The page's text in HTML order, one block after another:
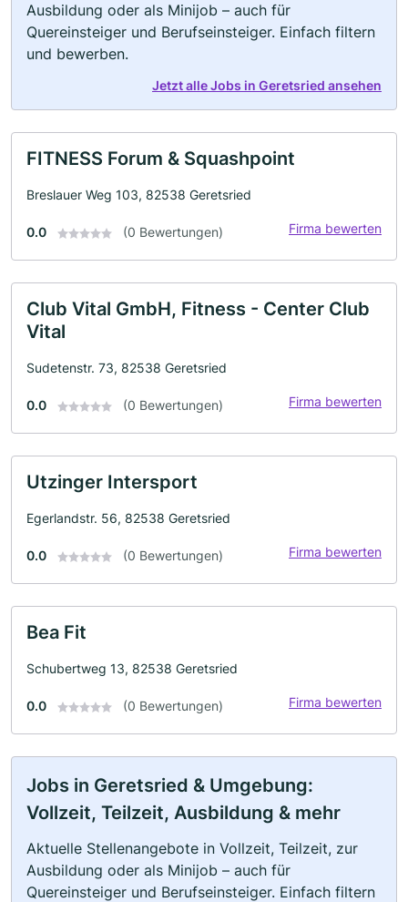
Ausbildung oder als Minijob – auch für
Quereinsteiger und Berufseinsteiger. Einfach filtern
und bewerben.
Jetzt alle Jobs in Geretsried ansehen
FITNESS Forum & Squashpoint
Breslauer Weg 103, 82538 Geretsried
0.0 (0 Bewertungen) Firma bewerten
Club Vital GmbH, Fitness - Center Club
Vital
Sudetenstr. 73, 82538 Geretsried
0.0 (0 Bewertungen) Firma bewerten
Utzinger Intersport
Egerlandstr. 56, 82538 Geretsried
0.0 (0 Bewertungen) Firma bewerten
Bea Fit
Schubertweg 13, 82538 Geretsried
0.0 (0 Bewertungen) Firma bewerten
Jobs in Geretsried & Umgebung:
Vollzeit, Teilzeit, Ausbildung & mehr
Aktuelle Stellenangebote in Vollzeit, Teilzeit, zur
Ausbildung oder als Minijob – auch für
Quereinsteiger und Berufseinsteiger. Einfach filtern